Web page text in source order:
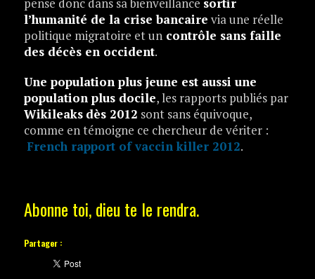
pense donc dans sa bienveillance sortir
l’humanité de la crise bancaire via une réelle
politique migratoire et uncontrôle sans faille
des décès en occident.
Une population plus jeune est aussi une
population plus docile, les rapports publiés par
Wikileaks dès 2012 sont sans équivoque,
comme en témoigne ce chercheur de vériter :
French rapport of vaccin killer 2012.
Abonne toi, dieu te le rendra.
Partager :